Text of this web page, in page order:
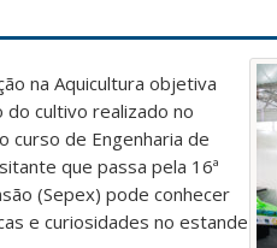
na Aquicultura objetiva
cultivo realizado no
curso de Engenharia de
que passa pela 16ª
(Sepex) pode conhecer
e curiosidades no estande